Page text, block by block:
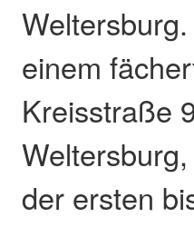
einem
Kreisstraße
der ersten